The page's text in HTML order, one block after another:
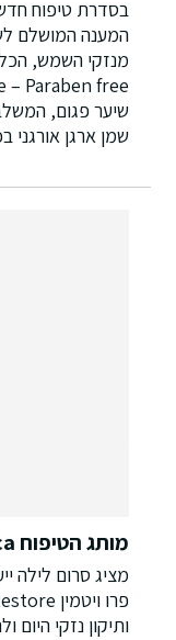
המענה המושלם
שיער פגום,
שמן ארגן אורגני
מותג הטיפוח Dermalogica
ותיקון נזקי היום